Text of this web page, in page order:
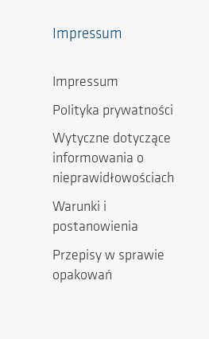
Impressum
Impressum
Polityka prywatności
Wytyczne dotyczące
informowania o
nieprawidłowościach
Warunki i
postanowienia
Przepisy w sprawie
opakowań